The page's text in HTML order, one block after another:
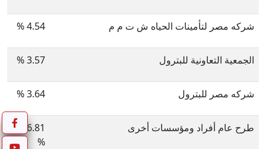
شركه مصر لتأمينات الحياه ش ت م م 4.54
%
الجمعية التعاونية للبترول 3.57
%
شركه مصر للبترول 3.64
%
طرح عام أفراد ومؤسسات أخرى
36.81
%